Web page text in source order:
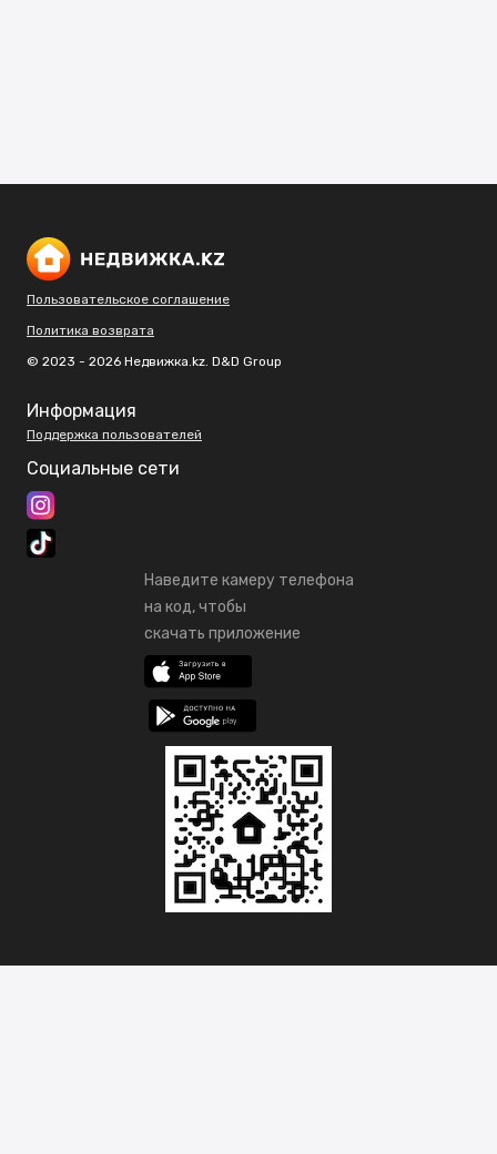
Пользовательское соглашение
Политика возврата
© 2023 - 2026 Недвижка.kz. D&D Group
Информация
Поддержка пользователей
Социальные сети
Наведите камеру телефона
на код, чтобы
скачать приложение